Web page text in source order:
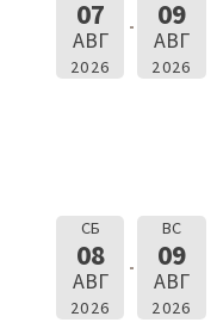
07
АВГ
2026
09
АВГ
2026
СБ
08
АВГ
2026
ВС
09
АВГ
2026